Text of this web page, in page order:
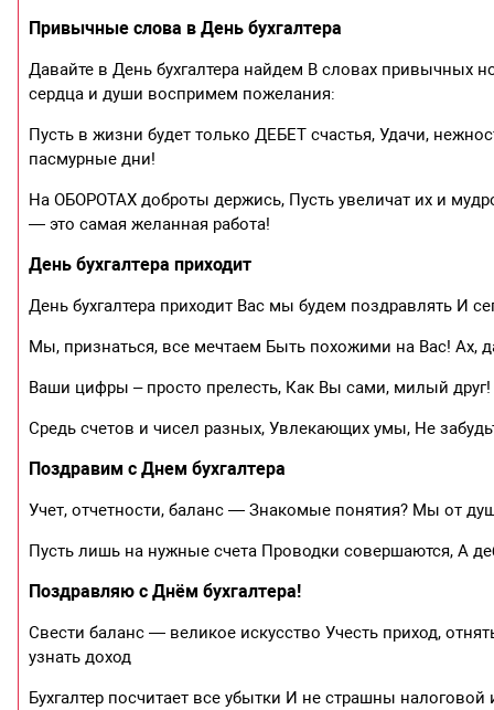
Привычные слова в День бухгалтера
Давайте в День бухгалтера найдем В словах привычных
сердца и души воспримем пожелания:
Пусть в жизни будет только ДЕБЕТ счастья, Удачи,
пасмурные дни!
На ОБОРОТАХ доброты держись, Пусть увеличат их и
— это самая желанная работа!
День бухгалтера приходит
День бухгалтера приходит Вас мы будем поздравлять И
Мы, признаться, все мечтаем Быть похожими на Вас! Ах,
Ваши цифры – просто прелесть, Как Вы сами, милый
Средь счетов и чисел разных, Увлекающих умы, Не
Поздравим с Днем бухгалтера
Учет, отчетности, баланс — Знакомые понятия? Мы от
Пусть лишь на нужные счета Проводки совершаются, А
Поздравляю с Днём бухгалтера!
Свести баланс — великое искусство Учесть приход,
узнать доход
Бухгалтер посчитает все убытки И не страшны